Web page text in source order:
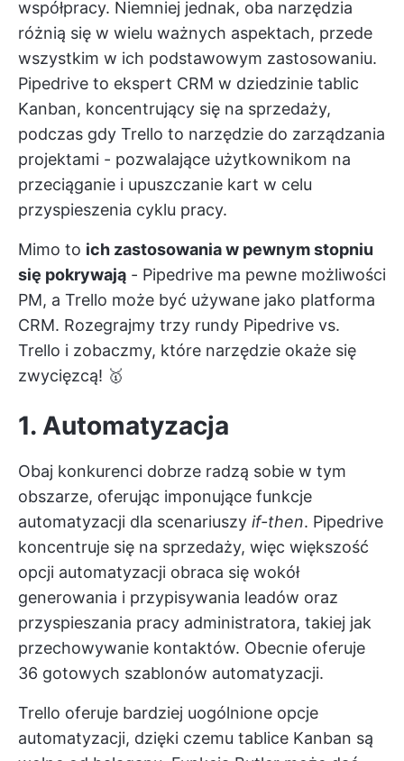
współpracy. Niemniej jednak, oba narzędzia
różnią się w wielu ważnych aspektach, przede
wszystkim w ich podstawowym zastosowaniu.
Pipedrive to ekspert CRM w dziedzinie tablic
Kanban, koncentrujący się na sprzedaży,
podczas gdy Trello to narzędzie do zarządzania
projektami - pozwalające użytkownikom na
przeciąganie i upuszczanie kart w celu
przyspieszenia cyklu pracy.
Mimo to ich zastosowania w pewnym stopniu
się pokrywają - Pipedrive ma pewne możliwości
PM, a Trello może być używane jako platforma
CRM. Rozegrajmy trzy rundy Pipedrive vs.
Trello i zobaczmy, które narzędzie okaże się
zwycięzcą! 🥇
1. Automatyzacja
Obaj konkurenci dobrze radzą sobie w tym
obszarze, oferując imponujące funkcje
automatyzacji dla scenariuszy if-then. Pipedrive
koncentruje się na sprzedaży, więc większość
opcji automatyzacji obraca się wokół
generowania i przypisywania leadów oraz
przyspieszania pracy administratora, takiej jak
przechowywanie kontaktów. Obecnie oferuje
36 gotowych szablonów automatyzacji.
Trello oferuje bardziej uogólnione opcje
automatyzacji, dzięki czemu tablice Kanban są